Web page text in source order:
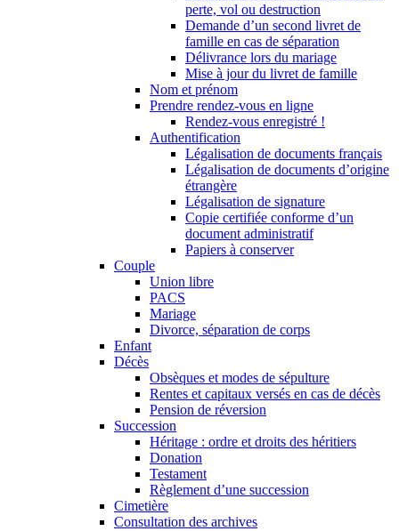
perte, vol ou destruction
Demande d’un second livret de
famille en cas de séparation
Délivrance lors du mariage
Mise à jour du livret de famille
Nom et prénom
Prendre rendez-vous en ligne
Rendez-vous enregistré !
Authentification
Légalisation de documents français
Légalisation de documents d’origine
étrangère
Légalisation de signature
Copie certifiée conforme d’un
document administratif
Papiers à conserver
Couple
Union libre
PACS
Mariage
Divorce, séparation de corps
Enfant
Décès
Obsèques et modes de sépulture
Rentes et capitaux versés en cas de décès
Pension de réversion
Succession
Héritage : ordre et droits des héritiers
Donation
Testament
Règlement d’une succession
Cimetière
Consultation des archives